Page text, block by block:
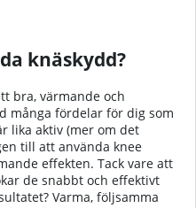
knäskydd?
bra, värmande och
många fördelar för dig som
lika aktiv (mer om det
till att använda knee
effekten. Tack vare att
de snabbt och effektivt
Varma, följsamma